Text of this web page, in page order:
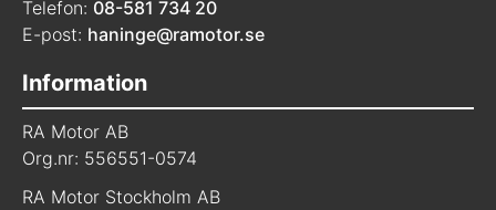
Telefon: 08-581 734 20
E-post: haninge@ramotor.se
Information
RA Motor AB
Org.nr: 556551-0574
RA Motor Stockholm AB